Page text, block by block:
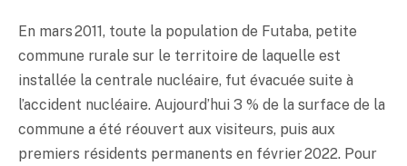
En mars 2011, toute la population de Futaba, petite
commune rurale sur le territoire de laquelle est
installée la centrale nucléaire, fut évacuée suite à
l’accident nucléaire. Aujourd’hui 3 % de la surface de la
commune a été réouvert aux visiteurs, puis aux
premiers résidents permanents en février 2022. Pour